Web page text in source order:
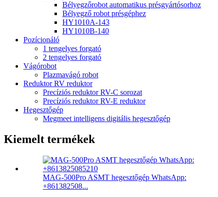
Bélyegzőrobot automatikus présgyártósorhoz
Bélyegző robot présgéphez
HY1010A-143
HY1010B-140
Pozícionáló
1 tengelyes forgató
2 tengelyes forgató
Vágórobot
Plazmavágó robot
Reduktor RV reduktor
Precíziós reduktor RV-C sorozat
Precíziós reduktor RV-E reduktor
Hegesztőgép
Megmeet intelligens digitális hegesztőgép
Kiemelt termékek
MAG-500Pro ASMT hegesztőgép WhatsApp:
+861382508...